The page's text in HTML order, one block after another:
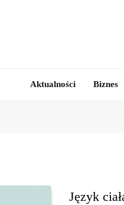
Aktualności Biznes
Język